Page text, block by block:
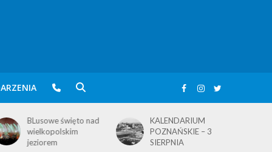
BLusowe święto nad
wielkopolskim
jeziorem
KALENDARIUM
POZNAŃSKIE – 3
SIERPNIA